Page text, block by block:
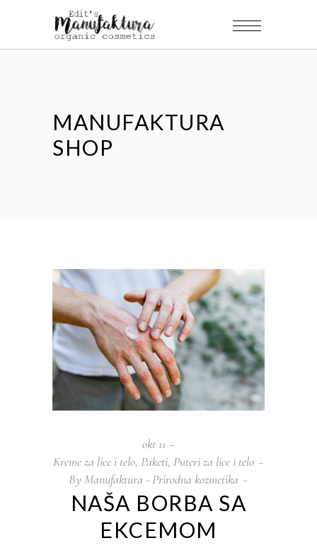
MANUFAKTURA
SHOP
okt 11
Kreme za lice i telo, Paketi, Puteri za lice i telo
By Manufaktura - Prirodna kozmetika
NAŠA BORBA SA
EKCEMOM